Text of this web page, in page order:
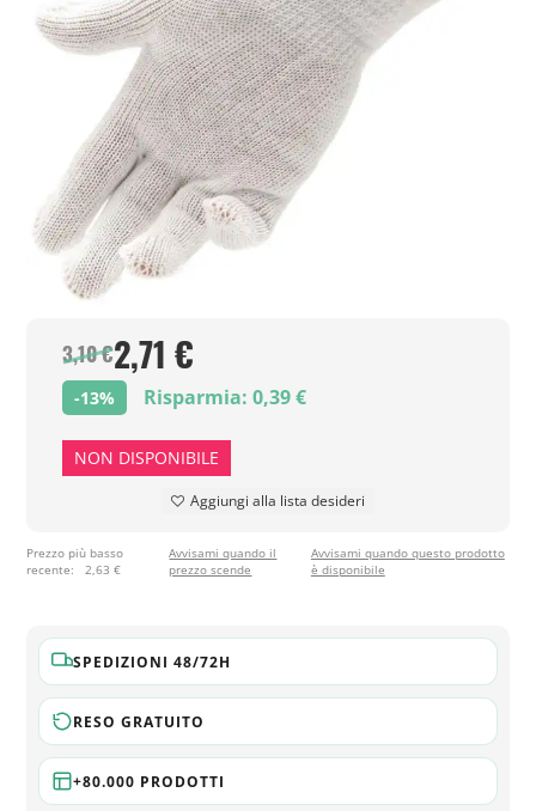
3,10 €2,71 €
-13% Risparmia: 0,39 €
NON DISPONIBILE
Aggiungi alla lista desideri
Prezzo più basso
recente:
2,63 €
Avvisami quando il
prezzo scende
Avvisami quando questo prodotto
è disponibile
SPEDIZIONI 48/72H
RESO GRATUITO
+80.000 PRODOTTI